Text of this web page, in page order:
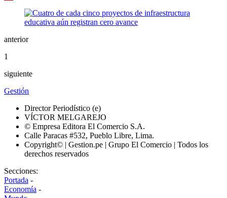
anterior
1
siguiente
Gestión
Director Periodístico (e)
VÍCTOR MELGAREJO
© Empresa Editora El Comercio S.A.
Calle Paracas #532, Pueblo Libre, Lima.
Copyright© | Gestion.pe | Grupo El Comercio | Todos los
derechos reservados
Secciones:
Portada -
Economía -